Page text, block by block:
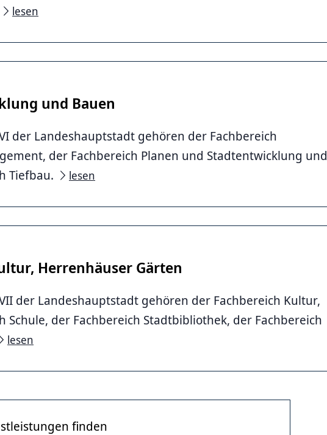
lesen
und Bauen
der Landeshauptstadt gehören der Fachbereich
der Fachbereich Planen und Stadtentwicklung und
Tiefbau.
lesen
Herrenhäuser Gärten
der Landeshauptstadt gehören der Fachbereich Kultur,
Schule, der Fachbereich Stadtbibliothek, der Fachbereich
lesen
finden